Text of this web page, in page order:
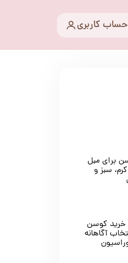
حساب کاربری
برای مبل
سبز و
خرید کوسن
آگاهانه